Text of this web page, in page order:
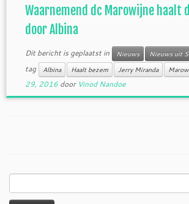
Waarnemend dc Marowijne haalt
door Albina
Dit bericht is geplaatst in Nieuws Nieuws uit
tag
Albina Haalt bezem Jerry Miranda
29, 2016 door Vinod Nandoe
naar: